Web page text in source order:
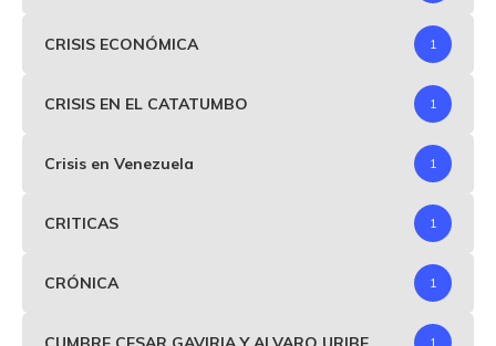
CRISIS ECONÓMICA 1
CRISIS EN EL CATATUMBO 1
Crisis en Venezuela 1
CRITICAS 1
CRÓNICA 1
1